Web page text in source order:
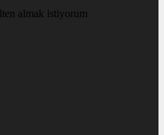
almak istiyorum